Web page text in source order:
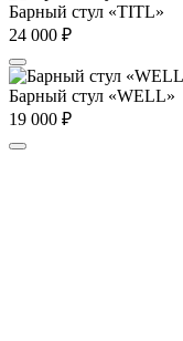
Барный стул «TITL»
24 000 ₽
Барный стул «WELL»
19 000 ₽